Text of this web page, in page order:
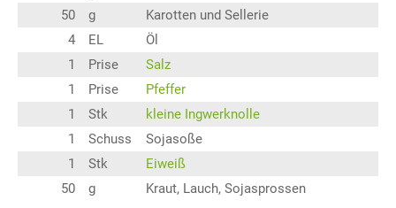
50
g
Karotten und Sellerie
4
EL
Öl
1
Prise
Salz
1
Prise
Pfeffer
1
Stk
kleine Ingwerknolle
1
Schuss
Sojasoße
1
Stk
Eiweiß
50
g Kraut, Lauch, Sojasprossen